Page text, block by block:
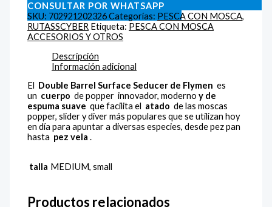
CONSULTAR POR WHATSAPP
SKU: 702921202326Categorías: PESCA CON MOSCA,
RUTASSCYBER Etiqueta: PESCA CON MOSCA
ACCESORIOS Y OTROS
Descripción
Información adicional
El Double Barrel Surface Seducer de Flymen es
un cuerpo de popper innovador, modernoy de
espuma suave que facilita el atado de las moscas
popper, slider y diver más populares que se utilizan hoy
en día para apuntar a diversas especies, desde pez pan
hasta pez vela .
talla MEDIUM, small
Productos relacionados